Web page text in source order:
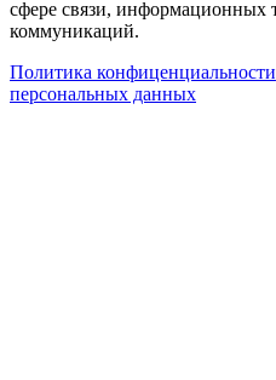
сфере связи, информационных
коммуникаций.
Политика конфиценциальности
персональных данных